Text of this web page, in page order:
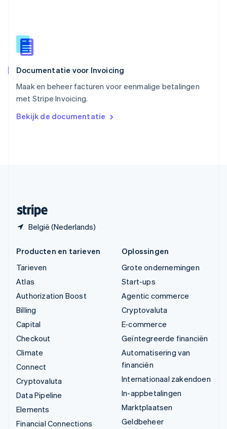
Documentatie voor Invoicing
Maak en beheer facturen voor eenmalige betalingen
met Stripe Invoicing.
Bekijk de documentatie
België (Nederlands)
Español
Thailand
Tsjechië
Vasteland van China
简体中文 English
English
Producten en tarieven
Tarieven
Atlas
Authorization Boost
Billing
Capital
Checkout
Climate
Connect
Cryptovaluta
Data Pipeline
Elements
Financial Connections
Oplossingen
Grote ondernemingen
Start-ups
Agentic commerce
Cryptovaluta
E-commerce
Geïntegreerde financiën
Automatisering van
financiën
Internationaal zakendoen
In-appbetalingen
Marktplaatsen
Geldbeheer